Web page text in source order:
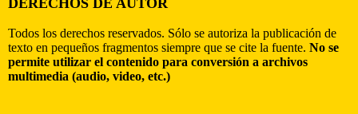
DERECHOS DE AUTOR
Todos los derechos reservados. Sólo se autoriza la publicación de
texto en pequeños fragmentos siempre que se cite la fuente. No se
permite utilizar el contenido para conversión a archivos
multimedia (audio, video, etc.)